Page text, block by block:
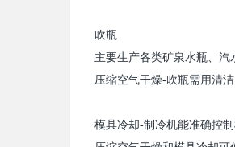
吹瓶
主要生产各类矿泉水瓶、汽
压缩空气干燥-吹瓶需用清
模具冷却-制冷机能准确控